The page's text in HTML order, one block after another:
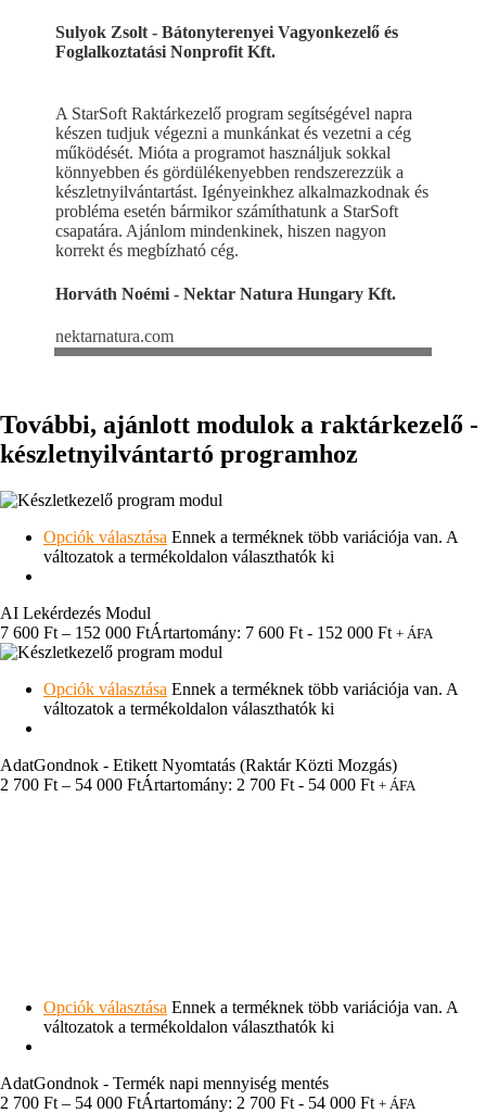
Sulyok Zsolt - Bátonyterenyei Vagyonkezelő és
Foglalkoztatási Nonprofit Kft.
A StarSoft Raktárkezelő program segítségével napra
készen tudjuk végezni a munkánkat és vezetni a cég
működését. Mióta a programot használjuk sokkal
könnyebben és gördülékenyebben rendszerezzük a
készletnyilvántartást. Igényeinkhez alkalmazkodnak és
probléma esetén bármikor számíthatunk a StarSoft
csapatára. Ajánlom mindenkinek, hiszen nagyon
korrekt és megbízható cég.
Horváth Noémi - Nektar Natura Hungary Kft.
nektarnatura.com
További, ajánlott modulok a raktárkezelő -
készletnyilvántartó programhoz
Opciók választása Ennek a terméknek több variációja van. A
változatok a termékoldalon választhatók ki
AI Lekérdezés Modul
7 600 Ft – 152 000 FtÁrtartomány: 7 600 Ft - 152 000 Ft + ÁFA
Opciók választása Ennek a terméknek több variációja van. A
változatok a termékoldalon választhatók ki
AdatGondnok - Etikett Nyomtatás (Raktár Közti Mozgás)
2 700 Ft – 54 000 FtÁrtartomány: 2 700 Ft - 54 000 Ft + ÁFA
Opciók választása Ennek a terméknek több variációja van. A
változatok a termékoldalon választhatók ki
AdatGondnok - Termék napi mennyiség mentés
2 700 Ft – 54 000 FtÁrtartomány: 2 700 Ft - 54 000 Ft + ÁFA